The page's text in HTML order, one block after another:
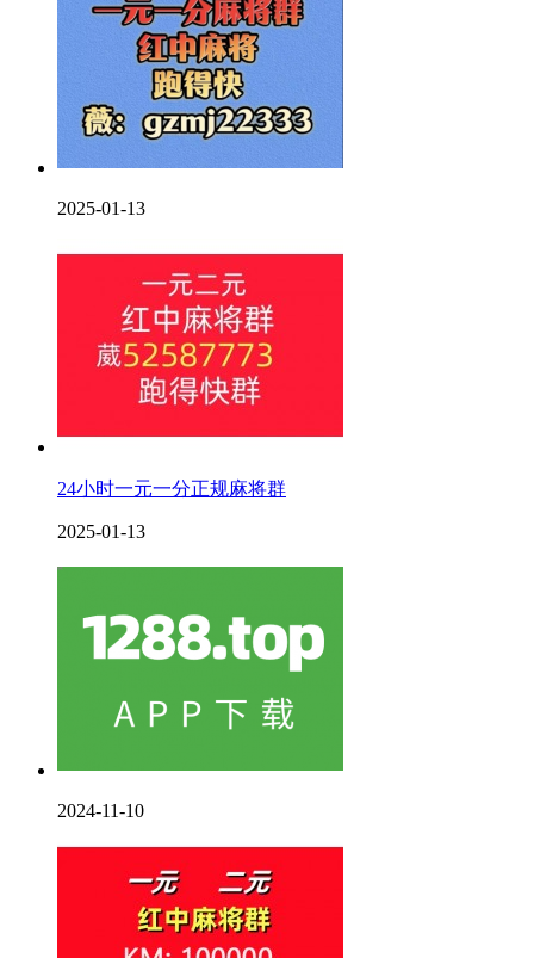
2025-01-13
24小时一元一分正规麻将群
2025-01-13
2024-11-10